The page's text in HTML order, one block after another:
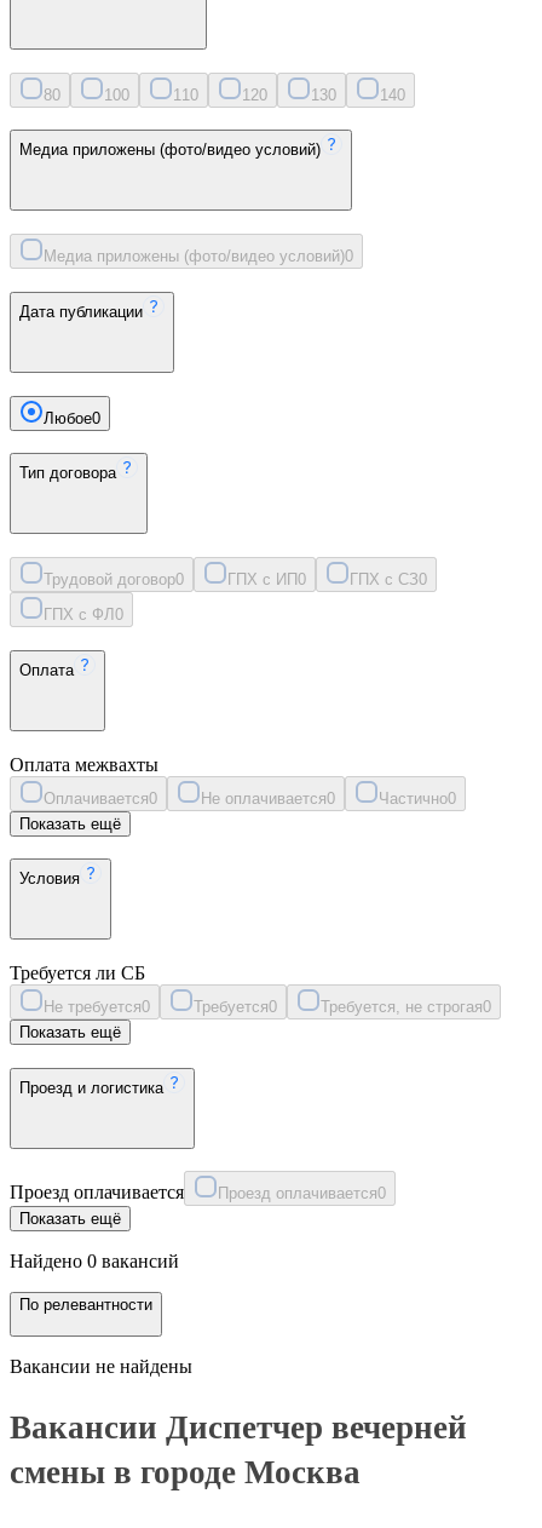
80 100 11 0 120 130 140
Медиа приложены (фото/видео условий)
Медиа приложены (фото/видео условий)0
Дата публикации
Любое0
Тип договора
Трудовой договор0 ГПХ с ИП0 ГПХ с СЗ0
ГПХ с ФЛ 0
Оплата
Оплата межвахты
Оплачивается0 Не оплачивается0 Частично0
Показать ещё
Условия
Требуется ли СБ
Не требуется0 Требуется0 Требуется, не строгая0
Показать ещё
Проезд и логистика
Проезд оплачивается Проезд оплачивается0
Показать ещё
Найдено 0 вакансий
По релевантности
Вакансии не найдены
Вакансии Диспетчер вечерней
смены в городе Москва